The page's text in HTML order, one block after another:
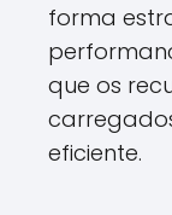
forma
que os
eficiente.